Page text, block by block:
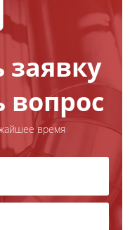
вопрос
время